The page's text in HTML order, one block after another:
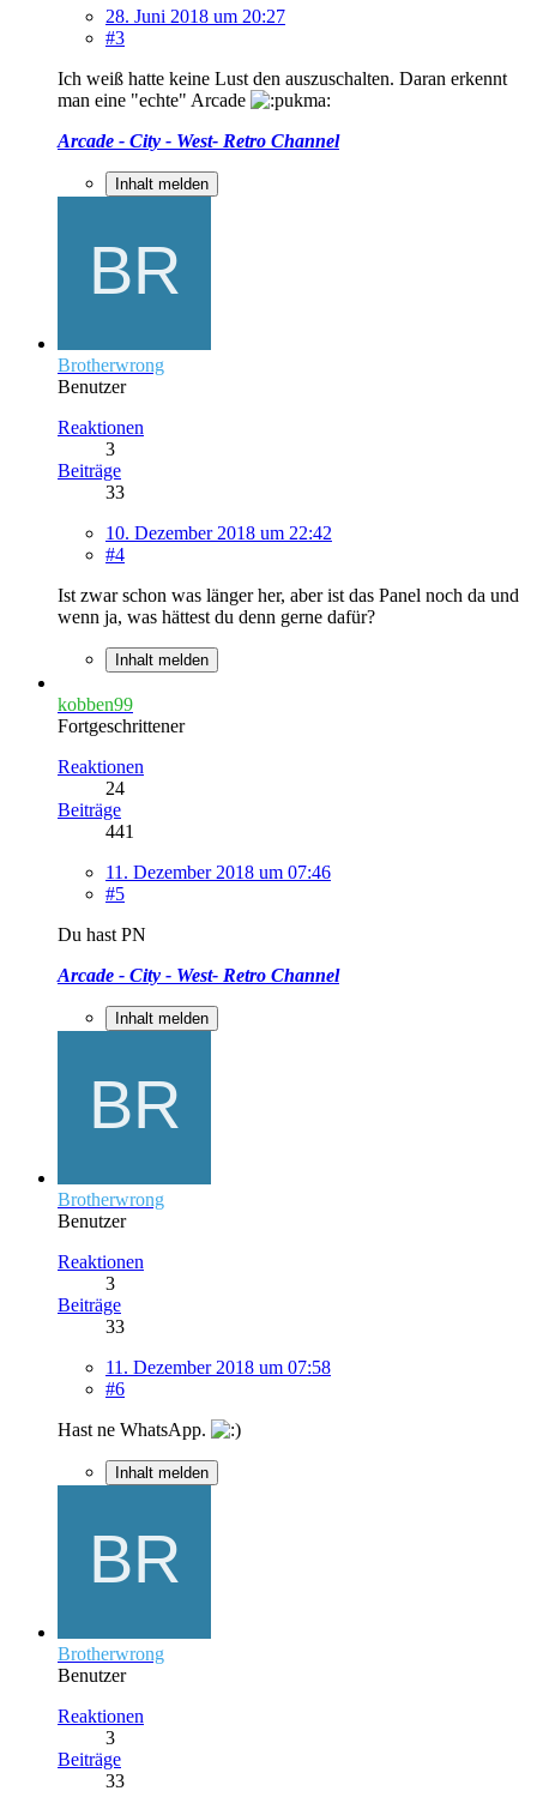
28. Juni 2018 um 20:27
#3
Ich weiß hatte keine Lust den auszuschalten. Daran erkennt
man eine "echte" Arcade
Arcade - City - West- Retro Channel
Inhalt melden
Brotherwrong
Benutzer
Reaktionen
3
Beiträge
33
10. Dezember 2018 um 22:42
#4
Ist zwar schon was länger her, aber ist das Panel noch da und
wenn ja, was hättest du denn gerne dafür?
Inhalt melden
kobben99
Fortgeschrittener
Reaktionen
24
Beiträge
441
11. Dezember 2018 um 07:46
#5
Du hast PN
Arcade - City - West- Retro Channel
Inhalt melden
Brotherwrong
Benutzer
Reaktionen
3
Beiträge
33
11. Dezember 2018 um 07:58
#6
Hast ne WhatsApp.
Inhalt melden
Brotherwrong
Benutzer
Reaktionen
3
Beiträge
33